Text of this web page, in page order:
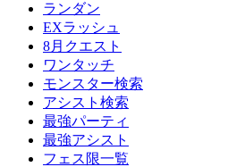
ランダン
EXラッシュ
8月クエスト
ワンタッチ
モンスター検索
アシスト検索
最強パーティ
最強アシスト
フェス限一覧